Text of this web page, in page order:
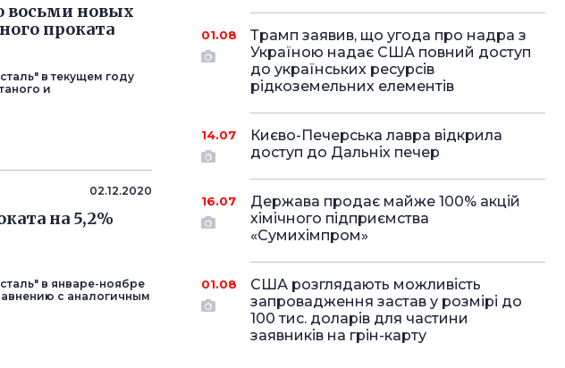
восьми новых
проката
в текущем году
и
02.12.2020
на 5,2%
в январе-ноябре
с аналогичным
01.08
Трамп заявив, що угода про надра з
Україною надає США повний доступ
до українських ресурсів
рідкоземельних елементів
14.07
Києво-Печерська лавра відкрила
доступ до Дальніх печер
16.07
Держава продає майже 100% акцій
хімічного підприємства
«Сумихімпром»
01.08
США розглядають можливість
запровадження застав у розмірі до
100 тис. доларів для частини
заявників на грін-карту